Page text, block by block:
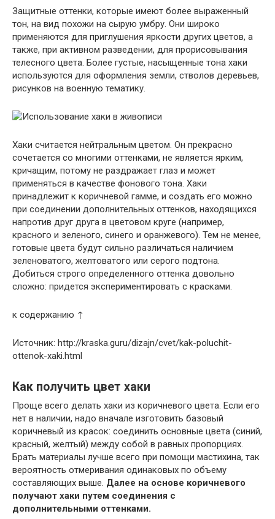
Защитные оттенки, которые имеют более выраженный
тон, на вид похожи на сырую умбру. Они широко
применяются для приглушения яркости других цветов, а
также, при активном разведении, для прорисовывания
телесного цвета. Более густые, насыщенные тона хаки
используются для оформления земли, стволов деревьев,
рисунков на военную тематику.
Хаки считается нейтральным цветом. Он прекрасно
сочетается со многими оттенками, не является ярким,
кричащим, потому не раздражает глаз и может
применяться в качестве фонового тона. Хаки
принадлежит к коричневой гамме, и создать его можно
при соединении дополнительных оттенков, находящихся
напротив друг друга в цветовом круге (например,
красного и зеленого, синего и оранжевого). Тем не менее,
готовые цвета будут сильно различаться наличием
зеленоватого, желтоватого или серого подтона.
Добиться строго определенного оттенка довольно
сложно: придется экспериментировать с красками.
к содержанию ↑
Источник: http://kraska.guru/dizajn/cvet/kak-poluchit-
ottenok-xaki.html
Как получить цвет хаки
Проще всего делать хаки из коричневого цвета. Если его
нет в наличии, надо вначале изготовить базовый
коричневый из красок: соединить основные цвета (синий,
красный, желтый) между собой в равных пропорциях.
Брать материалы лучше всего при помощи мастихина, так
вероятность отмеривания одинаковых по объему
составляющих выше. Далее на основе коричневого
получают хаки путем соединения с
дополнительными оттенками.